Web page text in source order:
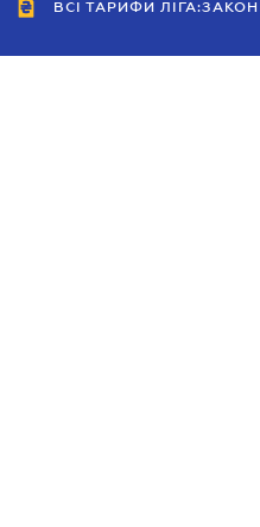
ВСІ ТАРИФИ ЛІГА:ЗАКОН